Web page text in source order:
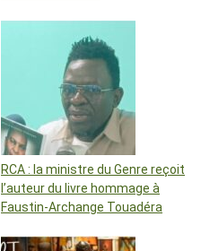
RCA : la ministre du Genre reçoit
l’auteur du livre hommage à
Faustin-Archange Touadéra